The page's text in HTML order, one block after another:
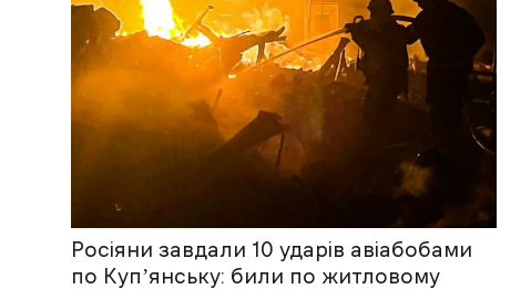
Росіяни завдали 10 ударів авіабобами
по Купʼянську: били по житловому